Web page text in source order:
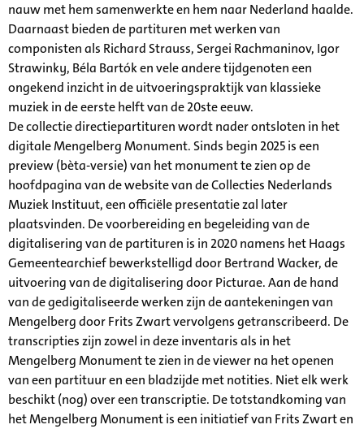
nauw met hem samenwerkte en hem naar Nederland haalde.
Daarnaast bieden de partituren met werken van
componisten als Richard Strauss, Sergei Rachmaninov, Igor
Strawinky, Béla Bartók en vele andere tijdgenoten een
ongekend inzicht in de uitvoeringspraktijk van klassieke
muziek in de eerste helft van de 20ste eeuw.
De collectie directiepartituren wordt nader ontsloten in het
digitale Mengelberg Monument. Sinds begin 2025 is een
preview (bèta-versie) van het monument te zien op de
hoofdpagina van de website van de Collecties Nederlands
Muziek Instituut, een officiële presentatie zal later
plaatsvinden. De voorbereiding en begeleiding van de
digitalisering van de partituren is in 2020 namens het Haags
Gemeentearchief bewerkstelligd door Bertrand Wacker, de
uitvoering van de digitalisering door Picturae. Aan de hand
van de gedigitaliseerde werken zijn de aantekeningen van
Mengelberg door Frits Zwart vervolgens getranscribeerd. De
transcripties zijn zowel in deze inventaris als in het
Mengelberg Monument te zien in de viewer na het openen
van een partituur en een bladzijde met notities. Niet elk werk
beschikt (nog) over een transcriptie. De totstandkoming van
het Mengelberg Monument is een initiatief van Frits Zwart en